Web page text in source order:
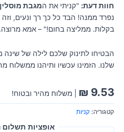
חוות דעת: "קניתי את המגבת מוסלין
נפרד ממנה! הבד כל כך רך ונעים, וזה
בקלות. ממליצה בחום!" – אמא מרוצה.
הבטיחו לתינוק שלכם לילה של שינה
שלנו. הזמינו עכשיו ותיהנו ממשלוח
₪ 9.53 | משלוח מהיר ובטוח!
קטגוריה: קניות
אופציות תשלום